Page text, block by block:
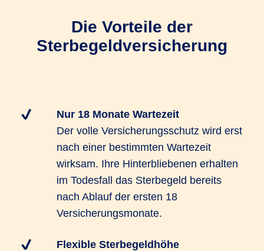
Die Vorteile der
Sterbegeldversicherung
Nur 18 Monate Wartezeit
Der volle Versicherungsschutz wird erst
nach einer bestimmten Wartezeit
wirksam. Ihre Hinterbliebenen erhalten
im Todesfall das Sterbegeld bereits
nach Ablauf der ersten 18
Versicherungsmonate.
Flexible Sterbegeldhöhe